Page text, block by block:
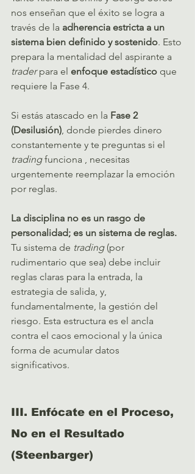
nos enseñan que el éxito se logra a
través de la adherencia estricta a un
sistema bien definido y sostenido. Esto
prepara la mentalidad del aspirante a
trader para el enfoque estadístico que
requiere la Fase 4.
Si estás atascado en la Fase 2
(Desilusión), donde pierdes dinero
constantemente y te preguntas si el
trading funciona , necesitas
urgentemente reemplazar la emoción
por reglas.
La disciplina no es un rasgo de
personalidad; es un sistema de reglas.
Tu sistema de trading (por
rudimentario que sea) debe incluir
reglas claras para la entrada, la
estrategia de salida, y,
fundamentalmente, la gestión del
riesgo. Esta estructura es el ancla
contra el caos emocional y la única
forma de acumular datos
significativos.
III. Enfócate en el Proceso,
No en el Resultado
(Steenbarger)